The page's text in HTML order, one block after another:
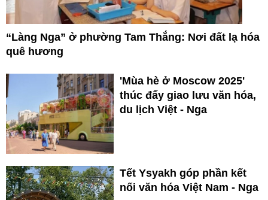
“Làng Nga” ở phường Tam Thắng: Nơi đất lạ hóa
quê hương
'Mùa hè ở Moscow 2025'
thúc đẩy giao lưu văn hóa,
du lịch Việt - Nga
Tết Ysyakh góp phần kết
nối văn hóa Việt Nam - Nga